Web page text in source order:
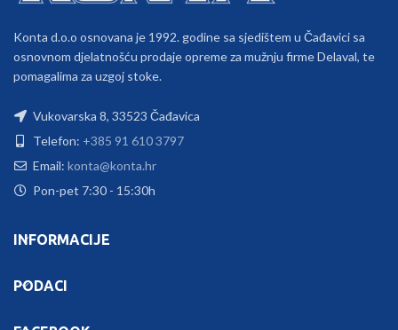
Konta d.o.o osnovana je 1992. godine sa sjedištem u Čađavici sa
osnovnom djelatnošću prodaje opreme za mužnju firme Delaval, te
pomagalima za uzgoj stoke.
Vukovarska 8, 33523 Čađavica
Telefon: +385 91 610 3797
Email: konta@konta.hr
Pon-pet 7:30 - 15:30h
INFORMACIJE
PODACI